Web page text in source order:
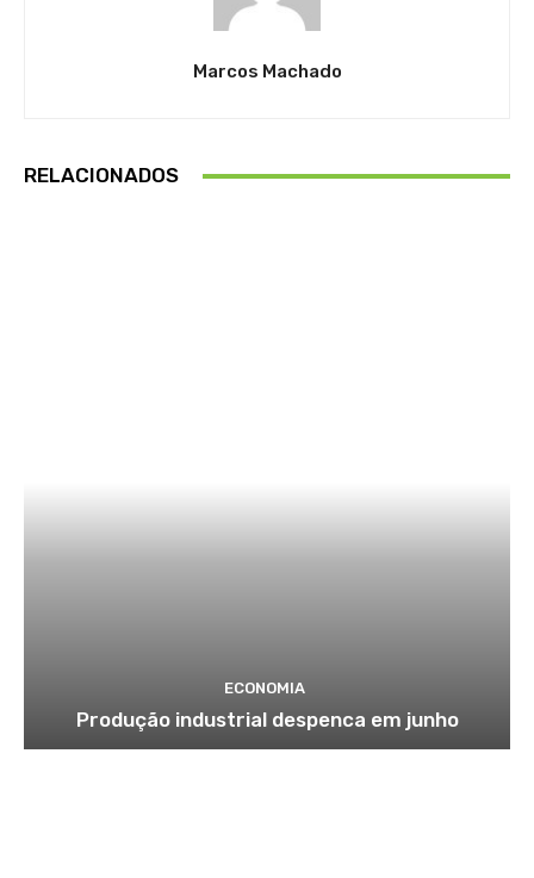
Marcos Machado
RELACIONADOS
ECONOMIA
Produção industrial despenca em junho